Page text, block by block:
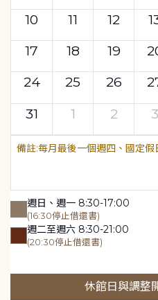
10
11 12
17
18 19
24
25 26
31
1 2 3
每月最後一個週四、國定假
週日、週一 8:30-17:00
(16:30停止借還書)
週二至週六 8:30-21:00
(20:30停止借還書)
休館日與調整